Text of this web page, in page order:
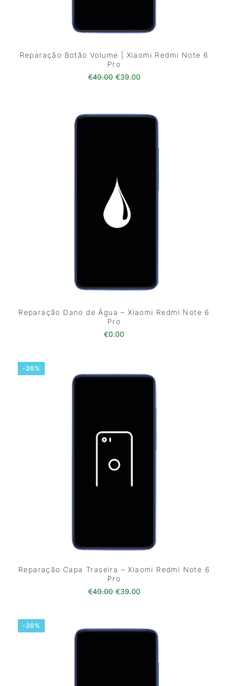
Reparação Botão Volume | Xiaomi Redmi Note 6
Pro
€49.00 O preço original era: €49.00.
€39.00O preço atual é:
Reparação Dano de Água – Xiaomi Redmi Note 6
Pro
€0.00
-20%
Reparação Capa Traseira – Xiaomi Redmi Note 6
Pro
€49.00 O preço original era: €49.00.
€39.00O preço atual é:
-20%